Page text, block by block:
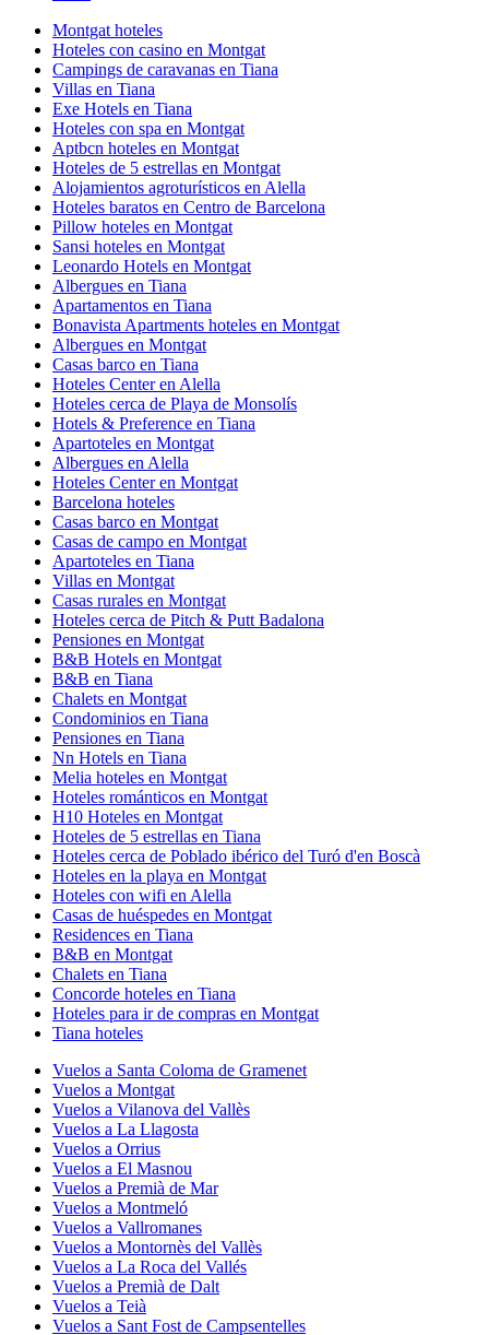
Montgat hoteles
Hoteles con casino en Montgat
Campings de caravanas en Tiana
Villas en Tiana
Exe Hotels en Tiana
Hoteles con spa en Montgat
Aptbcn hoteles en Montgat
Hoteles de 5 estrellas en Montgat
Alojamientos agroturísticos en Alella
Hoteles baratos en Centro de Barcelona
Pillow hoteles en Montgat
Sansi hoteles en Montgat
Leonardo Hotels en Montgat
Albergues en Tiana
Apartamentos en Tiana
Bonavista Apartments hoteles en Montgat
Albergues en Montgat
Casas barco en Tiana
Hoteles Center en Alella
Hoteles cerca de Playa de Monsolís
Hotels & Preference en Tiana
Apartoteles en Montgat
Albergues en Alella
Hoteles Center en Montgat
Barcelona hoteles
Casas barco en Montgat
Casas de campo en Montgat
Apartoteles en Tiana
Villas en Montgat
Casas rurales en Montgat
Hoteles cerca de Pitch & Putt Badalona
Pensiones en Montgat
B&B Hotels en Montgat
B&B en Tiana
Chalets en Montgat
Condominios en Tiana
Pensiones en Tiana
Nn Hotels en Tiana
Melia hoteles en Montgat
Hoteles románticos en Montgat
H10 Hoteles en Montgat
Hoteles de 5 estrellas en Tiana
Hoteles cerca de Poblado ibérico del Turó d'en Boscà
Hoteles en la playa en Montgat
Hoteles con wifi en Alella
Casas de huéspedes en Montgat
Residences en Tiana
B&B en Montgat
Chalets en Tiana
Concorde hoteles en Tiana
Hoteles para ir de compras en Montgat
Tiana hoteles
Vuelos a Santa Coloma de Gramenet
Vuelos a Montgat
Vuelos a Vilanova del Vallès
Vuelos a La Llagosta
Vuelos a Orrius
Vuelos a El Masnou
Vuelos a Premià de Mar
Vuelos a Montmeló
Vuelos a Vallromanes
Vuelos a Montornès del Vallès
Vuelos a La Roca del Vallés
Vuelos a Premià de Dalt
Vuelos a Teià
Vuelos a Sant Fost de Campsentelles